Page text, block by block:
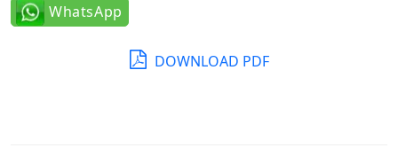
WhatsApp
DOWNLOAD PDF